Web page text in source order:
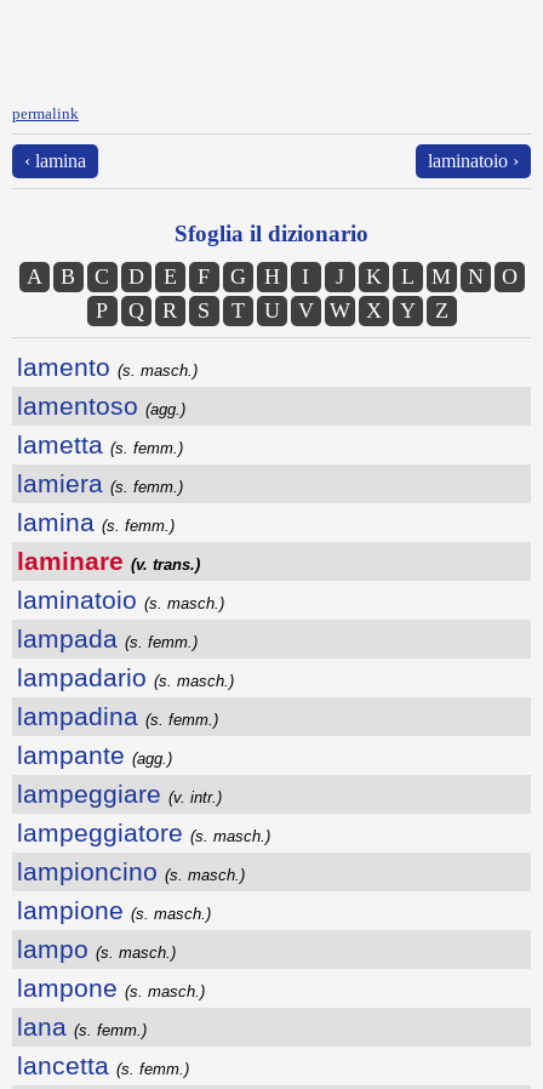
permalink
‹ lamina laminatoio ›
Sfoglia il dizionario
A B C D E F G H I J K L M N
O
P
Q R S T U V W X Y Z
lamento (s. masch.)
lamentoso (agg.)
lametta (s. femm.)
lamiera (s. femm.)
lamina (s. femm.)
laminare (v. trans.)
laminatoio (s. masch.)
lampada (s. femm.)
lampadario (s. masch.)
lampadina (s. femm.)
lampante (agg.)
lampeggiare (v. intr.)
lampeggiatore (s. masch.)
lampioncino (s. masch.)
lampione (s. masch.)
lampo (s. masch.)
lampone (s. masch.)
lana (s. femm.)
lancetta (s. femm.)